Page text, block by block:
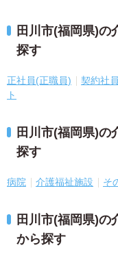
田川市(福岡県)の
探す
正社員(正職員) 契約社
ト
田川市(福岡県)の
探す
病院 介護福祉施設 そ
田川市(福岡県)の
から探す